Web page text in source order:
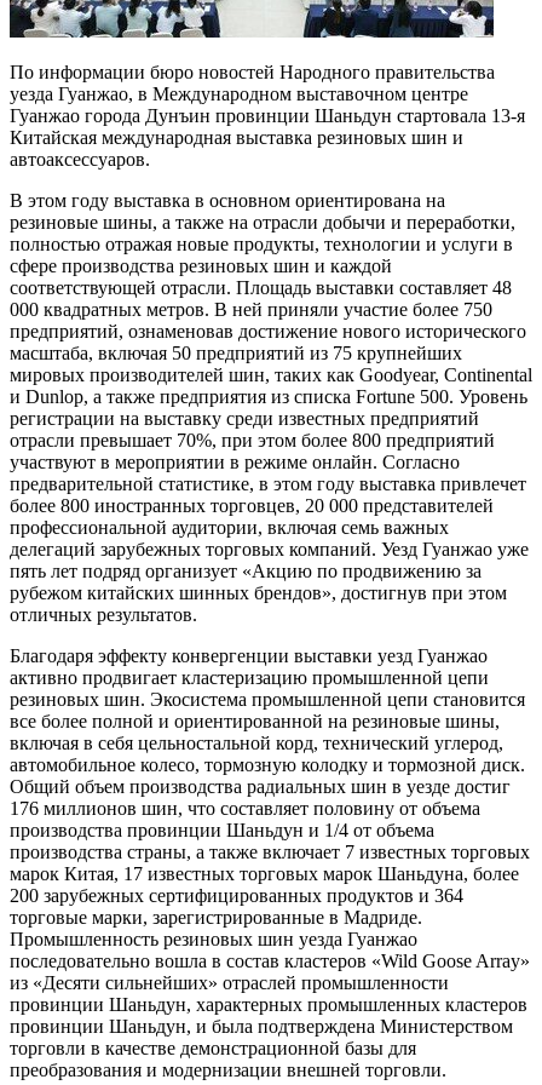
По информации бюро новостей Народного правительства
уезда Гуанжао, в Международном выставочном центре
Гуанжао города Дунъин провинции Шаньдун стартовала 13-я
Китайская международная выставка резиновых шин и
автоаксессуаров.
В этом году выставка в основном ориентирована на
резиновые шины, а также на отрасли добычи и переработки,
полностью отражая новые продукты, технологии и услуги в
сфере производства резиновых шин и каждой
соответствующей отрасли. Площадь выставки составляет 48
000 квадратных метров. В ней приняли участие более 750
предприятий, ознаменовав достижение нового исторического
масштаба, включая 50 предприятий из 75 крупнейших
мировых производителей шин, таких как Goodyear, Continental
и Dunlop, а также предприятия из списка Fortune 500. Уровень
регистрации на выставку среди известных предприятий
отрасли превышает 70%, при этом более 800 предприятий
участвуют в мероприятии в режиме онлайн. Согласно
предварительной статистике, в этом году выставка привлечет
более 800 иностранных торговцев, 20 000 представителей
профессиональной аудитории, включая семь важных
делегаций зарубежных торговых компаний. Уезд Гуанжао уже
пять лет подряд организует «Акцию по продвижению за
рубежом китайских шинных брендов», достигнув при этом
отличных результатов.
Благодаря эффекту конвергенции выставки уезд Гуанжао
активно продвигает кластеризацию промышленной цепи
резиновых шин. Экосистема промышленной цепи становится
все более полной и ориентированной на резиновые шины,
включая в себя цельностальной корд, технический углерод,
автомобильное колесо, тормозную колодку и тормозной диск.
Общий объем производства радиальных шин в уезде достиг
176 миллионов шин, что составляет половину от объема
производства провинции Шаньдун и 1/4 от объема
производства страны, а также включает 7 известных торговых
марок Китая, 17 известных торговых марок Шаньдуна, более
200 зарубежных сертифицированных продуктов и 364
торговые марки, зарегистрированные в Мадриде.
Промышленность резиновых шин уезда Гуанжао
последовательно вошла в состав кластеров «Wild Goose Array»
из «Десяти сильнейших» отраслей промышленности
провинции Шаньдун, характерных промышленных кластеров
провинции Шаньдун, и была подтверждена Министерством
торговли в качестве демонстрационной базы для
преобразования и модернизации внешней торговли.